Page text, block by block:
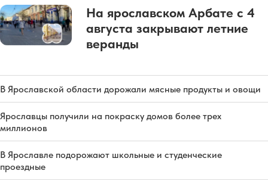
На ярославском Арбате с 4
августа закрывают летние
веранды
В Ярославской области дорожали мясные продукты и овощи
Ярославцы получили на покраску домов более трех
миллионов
В Ярославле подорожают школьные и студенческие
проездные